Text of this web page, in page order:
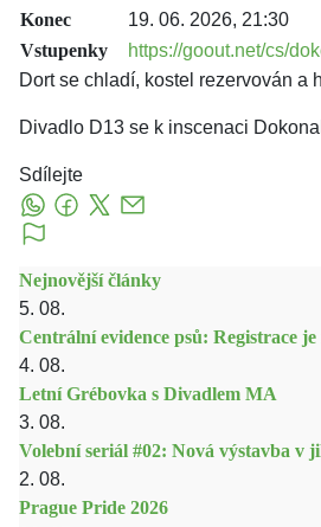
Konec
19. 06. 2026, 21:30
Vstupenky
https://goout.net/cs/
Dort se chladí, kostel rezervován a
Divadlo D13 se k inscenaci
Sdílejte
Nejnovější články
5. 08.
Centrální evidence psů: Registrace
4. 08.
Letní Grébovka s Divadlem MA
3. 08.
Volební seriál #02: Nová výstavba v
2. 08.
Prague Pride 2026